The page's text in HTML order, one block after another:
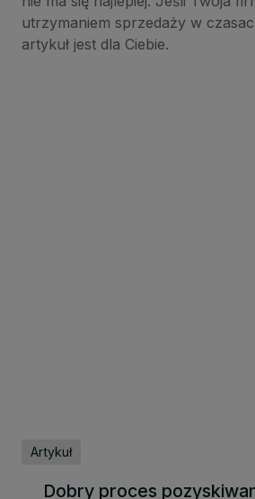
utrzymaniem sprzedaży w
artykuł jest dla Ciebie.
Artykuł
Dobry proces